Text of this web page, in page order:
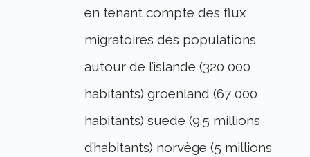
en tenant compte des flux
migratoires des populations
autour de l’islande (320 000
habitants) groenland (67 000
habitants) suede (9.5 millions
d’habitants) norvège (5 millions